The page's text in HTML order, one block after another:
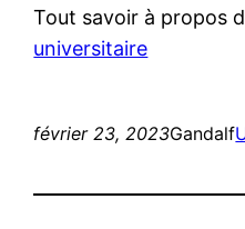
Tout savoir à propos
universitaire
février 23, 2023Gandalf